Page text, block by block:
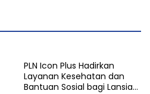
PLN Icon Plus Hadirkan
Layanan Kesehatan dan
Bantuan Sosial bagi Lansia